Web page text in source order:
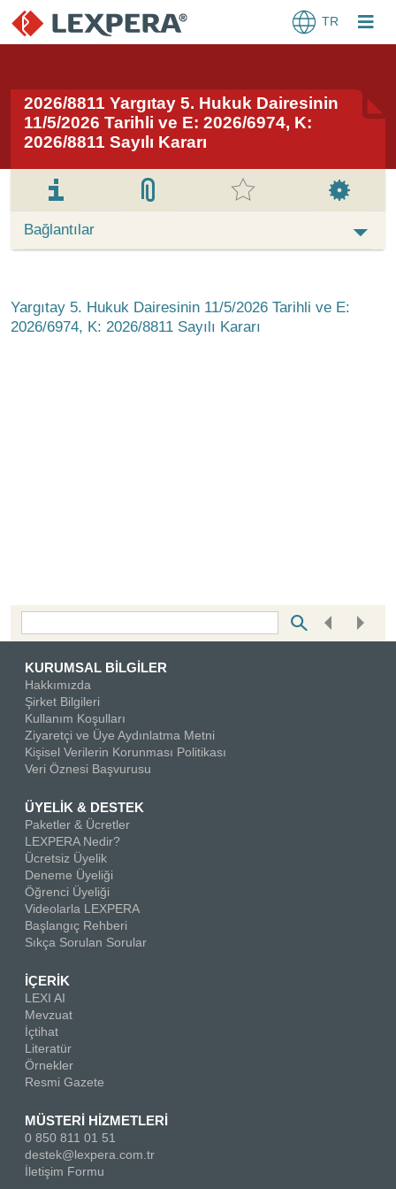
TR
2026/8811 Yargıtay 5. Hukuk Dairesinin
11/5/2026 Tarihli ve E: 2026/6974, K:
2026/8811 Sayılı Kararı
Bağlantılar
Yargıtay 5. Hukuk Dairesinin 11/5/2026 Tarihli ve E:
2026/6974, K: 2026/8811 Sayılı Kararı
KURUMSAL BİLGİLER
Hakkımızda
Şirket Bilgileri
Kullanım Koşulları
Ziyaretçi ve Üye Aydınlatma Metni
Kişisel Verilerin Korunması Politikası
Veri Öznesi Başvurusu
ÜYELİK & DESTEK
Paketler & Ücretler
LEXPERA Nedir?
Ücretsiz Üyelik
Deneme Üyeliği
Öğrenci Üyeliği
Videolarla LEXPERA
Başlangıç Rehberi
Sıkça Sorulan Sorular
İÇERİK
LEXI AI
Mevzuat
İçtihat
Literatür
Örnekler
Resmi Gazete
MÜSTERİ HİZMETLERİ
0 850 811 01 51
destek@lexpera.com.tr
İletişim Formu